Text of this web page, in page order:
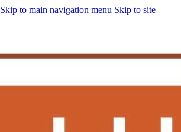
Skip to main navigation menu Skip to site